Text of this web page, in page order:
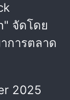
จัดโดย
การตลาด
2025